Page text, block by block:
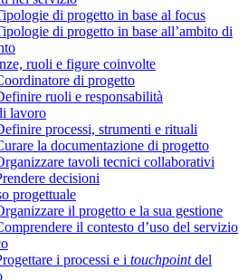
di progetto in base al focus
di progetto in base all’ambito di
ruoli e figure coinvolte
di progetto
ruoli e responsabilità
lavoro
processi, strumenti e rituali
la documentazione di progetto
tavoli tecnici collaborativi
decisioni
progettuale
il progetto e la sua gestione
il contesto d’uso del servizio
i processi e i touchpointdel